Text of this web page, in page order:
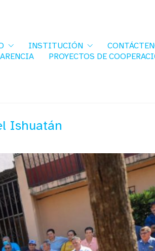
INSTITUCIÓN
PROYECTOS DE
Ishuatán